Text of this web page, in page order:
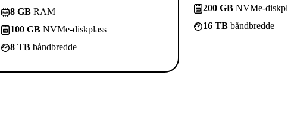
8 GB RAM
100 GB NVMe-diskplass
8 TB båndbredde
200 GB NVMe-
16 TB båndbredde